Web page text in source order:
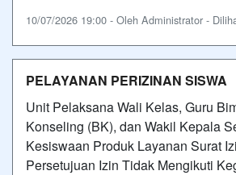
10/07/2026 19:00 - Oleh Administrator -
PELAYANAN PERIZINAN SISWA
Unit Pelaksana Wali Kelas, Guru
Konseling (BK), dan Wakil Kepala
Kesiswaan Produk Layanan Surat
Persetujuan Izin Tidak Mengikuti